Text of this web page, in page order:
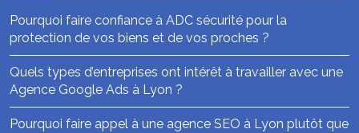
Pourquoi faire confiance à ADC sécurité pour la
protection de vos biens et de vos proches ?
Quels types d’entreprises ont intérêt à travailler avec une
Agence Google Ads à Lyon ?
Pourquoi faire appel à une agence SEO à Lyon plutôt que